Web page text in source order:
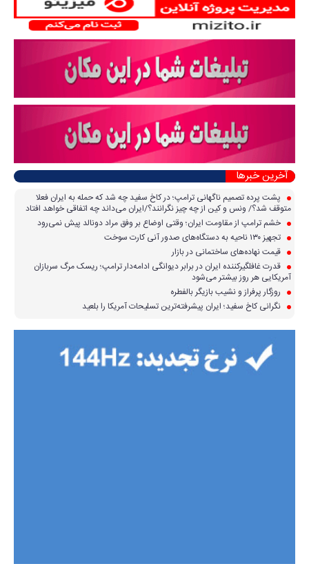
آخرین خبرها
پشت پرده تصمیم ناگهانی ترامپ؛ در کاخ سفید چه شد که حمله به ایران فعلا
متوقف شد؟/ ونس و کین از چه چیز نگرانند؟/ایران می‌داند چه اتفاقی خواهد افتاد
خشم ترامپ از مقاومت ایران؛ وقتی اوضاع بر وفق مراد دونالد پیش نمی‌رود
تجهیز ۱۳۰ ناحیه به دستگاه‌های صدور آنی کارت سوخت
قیمت نهاده‌های ساختمانی در بازار
قدرت غافلگیرکننده ایران در برابر دیوانگی ادامه‌دار ترامپ؛ ریسک مرگ سربازان
آمریکایی هر روز بیشتر می‌شود
روزگار پرفراز و نشیب بازیگر بالفطره
نگرانی کاخ سفید؛ ایران پیشرفته‌ترین تسلیحات آمریکا را بلعید